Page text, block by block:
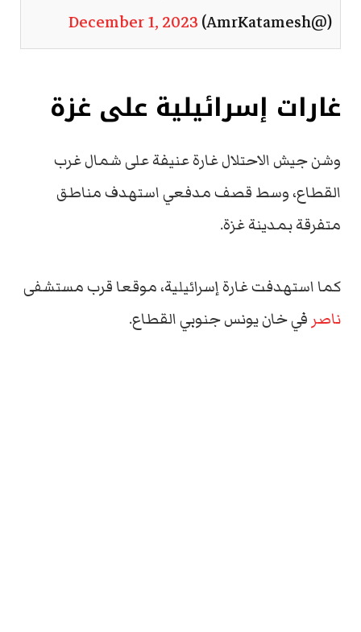
(@AmrKatamesh)
December 1, 2023
غارات إسرائيلية على غزة
وشن جيش الاحتلال غارة عنيفة على شمال غرب
القطاع، وسط قصف مدفعي استهدف مناطق
متفرقة بمدينة غزة.
كما استهدفت غارة إسرائيلية، موقعا قرب مستشفى
ناصر في خان يونس جنوبي القطاع.